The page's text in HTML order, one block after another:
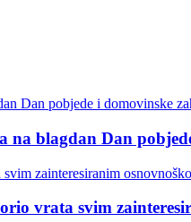
na blagdan Dan
vrata svim